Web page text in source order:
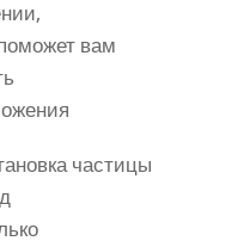
вам
частицы